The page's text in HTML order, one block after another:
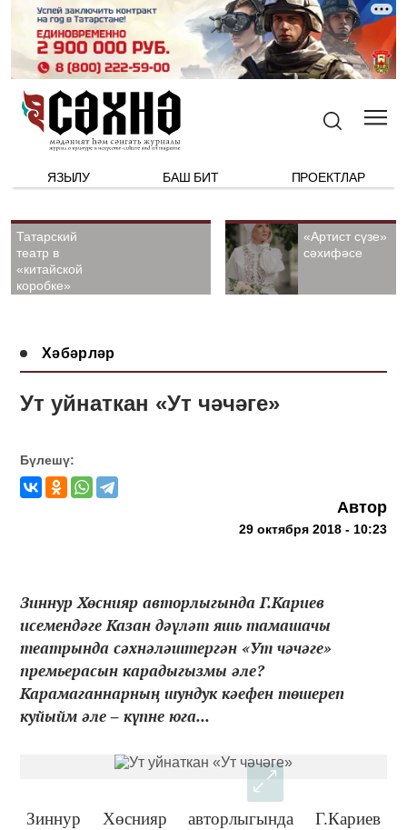
ЯЗЫЛУ БАШ БИТ ПРОЕКТЛАР
Татарский
театр в
«китайской
коробке»
«Артист сүзе»
сәхифәсе
Хәбәрләр
Ут уйнаткан «Ут чәчәге»
Бүлешү:
Автор
29 октября 2018 - 10:23
Зиннур Хөснияр авторлыгында Г.Кариев
исемендәге Казан дәүләт яшь тамашачы
театрында сәхнәләштергән «Ут чәчәге»
премьерасын карадыгызмы әле?
Карамаганнарның шундук кәефен төшереп
куйыйм әле ‒ күпне юга...
Зиннур Хөснияр авторлыгында Г.Кариев